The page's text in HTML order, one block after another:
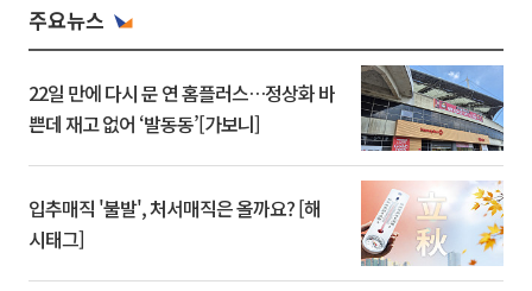
주요뉴스
22일 만에 다시 문 연 홈플러스…정상화 바
쁜데 재고 없어 ‘발동동’[가보니]
입추매직 '불발', 처서매직은 올까요? [해
시태그]